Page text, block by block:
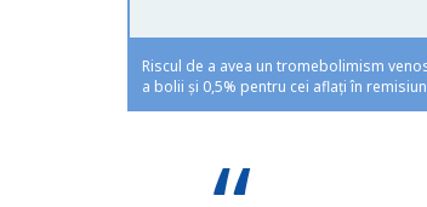
Riscul de a avea un tromebolimism
a bolii și 0,5% pentru cei aflați în